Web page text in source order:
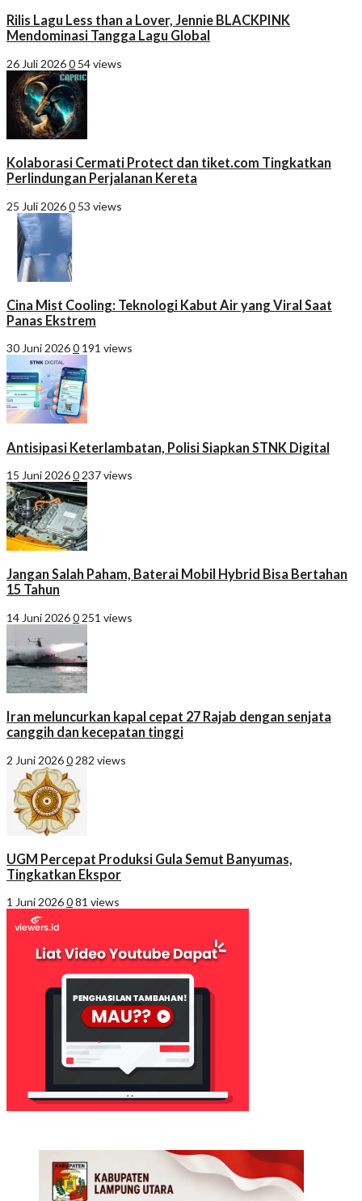
Rilis Lagu Less than a Lover, Jennie BLACKPINK
Mendominasi Tangga Lagu Global
26 Juli 20260 54 views
Kolaborasi Cermati Protect dan tiket.com Tingkatkan
Perlindungan Perjalanan Kereta
25 Juli 20260 53 views
Cina Mist Cooling: Teknologi Kabut Air yang Viral Saat
Panas Ekstrem
30 Juni 20260 191 views
Antisipasi Keterlambatan, Polisi Siapkan STNK Digital
15 Juni 20260 237 views
Jangan Salah Paham, Baterai Mobil Hybrid Bisa Bertahan
15 Tahun
14 Juni 20260 251 views
Iran meluncurkan kapal cepat 27 Rajab dengan senjata
canggih dan kecepatan tinggi
2 Juni 20260 282 views
UGM Percepat Produksi Gula Semut Banyumas,
Tingkatkan Ekspor
1 Juni 2026081 views